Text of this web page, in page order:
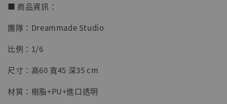
【店內現貨】七龍珠 系列蒐藏雕像 悟空 鳥山
NT$ 4,280
NT$ 5,580
■ 商品資訊：
團隊：Dreammade Studio
比例：1/6
尺寸：高60 寬45 深35 cm
材質：樹脂+PU+進口透明